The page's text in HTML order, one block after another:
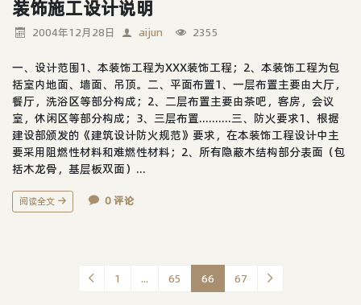
装饰施工设计说明
2004年12月28日 aijun 2355
一、设计范围1、本装饰工程为XXX装饰工程；2、本装饰工程为包
括室内地面、墙面、吊顶。二、平面布置1、一层布置主要由大厅，
餐厅，洗浴区等部分构成；2、二层布置主要由茶吧，客房，会议
室，休闲区等部分构成；3、三层布置..........三、防火要求1、根据
建设部颁发的《建筑设计防火规范》要求，在本装饰工程设计中主
要采用阻燃性材料和难燃性材料；2、所有隐蔽木结构部分表面（包
括木龙骨，基层板双面）...
阅读全文 0 评论
1 ... 65 66 67